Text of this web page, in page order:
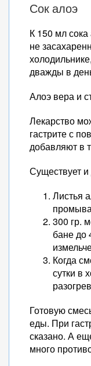
Сок алоэ
К 150 мл
не
дважды в
Алоэ вера и
Лекарство
гастрите с
добавляют в
Существует и
Листья
300 гр.
бане до
Когда
сутки в
Готовую
еды. При
сказано. А
много